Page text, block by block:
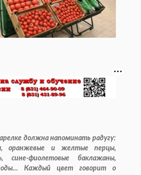
должна напоминать радугу:
оранжевые и желтые перцы,
сине-фиолетовые баклажаны,
Каждый цвет говорит о